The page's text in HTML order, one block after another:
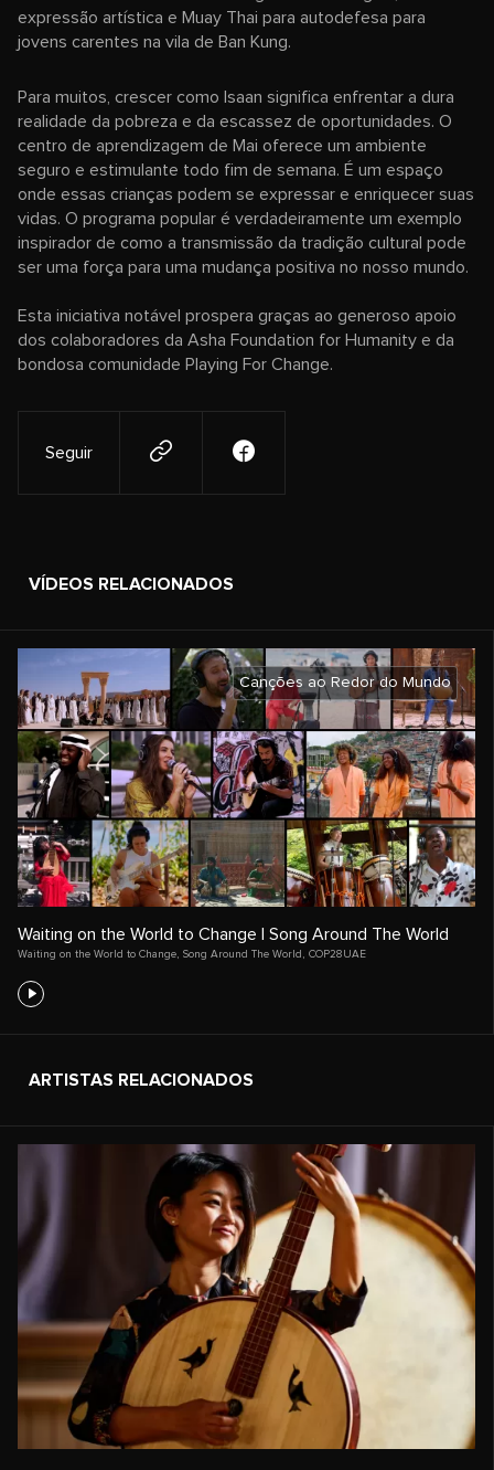
expressão artística e Muay Thai para autodefesa para
jovens carentes na vila de Ban Kung.
Para muitos, crescer como Isaan significa enfrentar a dura
realidade da pobreza e da escassez de oportunidades. O
centro de aprendizagem de Mai oferece um ambiente
seguro e estimulante todo fim de semana. É um espaço
onde essas crianças podem se expressar e enriquecer suas
vidas. O programa popular é verdadeiramente um exemplo
inspirador de como a transmissão da tradição cultural pode
ser uma força para uma mudança positiva no nosso mundo.
Esta iniciativa notável prospera graças ao generoso apoio
dos colaboradores da Asha Foundation for Humanity e da
bondosa comunidade Playing For Change.
Seguir
VÍDEOS RELACIONADOS
Canções ao Redor do Mundo
Waiting on the World to Change | Song Around The World
Waiting on the World to Change Song Around The World COP28UAE
ARTISTAS RELACIONADOS